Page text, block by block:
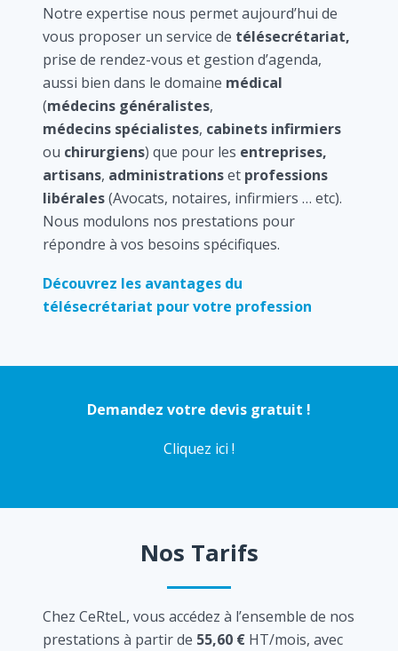
Notre expertise nous permet aujourd’hui de
vous proposer un service de télésecrétariat,
prise de rendez-vous et gestion d’agenda,
aussi bien dans le domaine médical
(médecins généralistes,
médecins spécialistes, cabinets infirmiers
ou chirurgiens) que pour les entreprises,
artisans, administrationset professions
libérales(Avocats, notaires, infirmiers … etc).
Nous modulons nos prestations pour
répondre à vos besoins spécifiques.
Découvrez les avantages du
télésecrétariat pour votre profession
Demandez votre devis gratuit !
Cliquez ici !
Nos Tarifs
Chez CeRteL, vous accédez à l’ensemble de nos
prestations à partir de 55,60 € HT/mois, avec